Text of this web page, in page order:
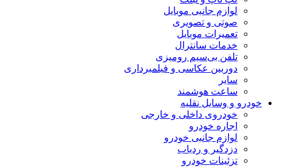
لوازم جانبی موبایل
صوتی و تصویری
تعمیرات موبایل
خدمات سانترال
تلفن بی‌سیم رومیزی
دوربین عکاسی و فیلمبرداری
سایر
ساعت هوشمند
خودرو و وسایل نقلیه
خودروی داخلی و خارجی
اجاره خودرو
لوازم جانبی خودرو
دزدگیر و ردیاب
تزئینات خودرو